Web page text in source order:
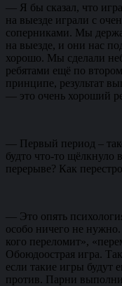
— Я бы сказал, что
на выезде играли с
соперниками. Мы
на выезде, и они нас
хорошо. Мы сделали
ребятами ещё по
принципе, результат
— это очень хороший
— Первый период –
будто что-то щёлкнуло
перерыве? Как
— Это опять
особо ничего не
кого переломит»,
Обоюдоострая игра.
если такие игры будут
против. Парни